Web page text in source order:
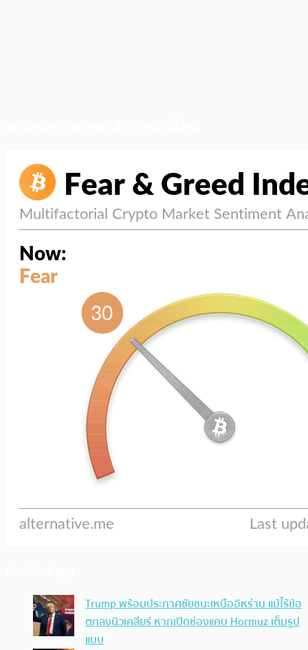
Trump พร้อมประกาศชัยชนะเหนืออิหร่าน แม้ไร้ข้อ
ตกลงนิวเคลียร์ หากเปิดช่องแคบ Hormuz เต็มรูป
แบบ